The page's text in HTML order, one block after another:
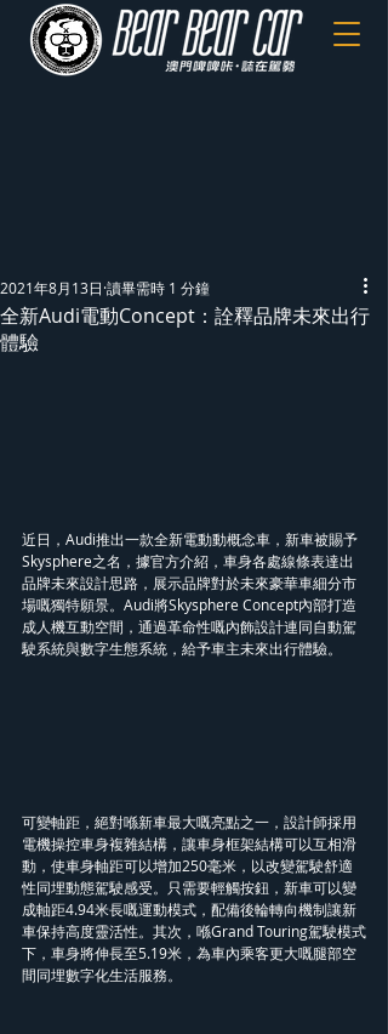
全新Audi電動Concept：詮釋品牌未來出行
體驗
2021年8月13日 讀畢需時 1 分鐘
近日，Audi推出一款全新電動動概念車，新車被賜予
Skysphere之名，據官方介紹，車身各處線條表達出
品牌未來設計思路，展示品牌對於未來豪華車細分市
場嘅獨特願景。Audi將Skysphere Concept內部打造
成人機互動空間，通過革命性嘅內飾設計連同自動駕
駛系統與數字生態系統，給予車主未來出行體驗。
可變軸距，絕對喺新車最大嘅亮點之一，設計師採用
電機操控車身複雜結構，讓車身框架結構可以互相滑
動，使車身軸距可以增加250毫米，以改變駕駛舒適
性同埋動態駕駛感受。只需要輕觸按鈕，新車可以變
成軸距4.94米長嘅運動模式，配備後輪轉向機制讓新
車保持高度靈活性。其次，喺Grand Touring駕駛模式
下，車身將伸長至5.19米，為車內乘客更大嘅腿部空